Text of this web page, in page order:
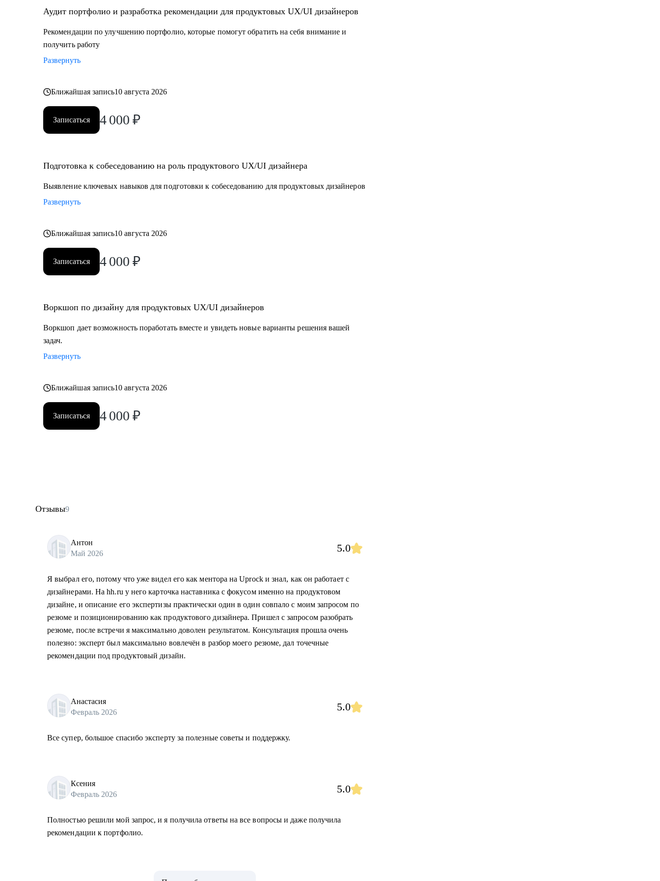
Аудит портфолио и разработка рекомендации для продуктовых UX/UI дизайнеров
Рекомендации по улучшению портфолио, которые помогут обратить на себя внимание и
получить работу
Развернуть
Ближайшая запись10 августа 2026
Записаться 4 000 ₽
Подготовка к собеседованию на роль продуктового UX/UI дизайнера
Выявление ключевых навыков для подготовки к собеседованию для продуктовых дизайнеров
Развернуть
Ближайшая запись10 августа 2026
Записаться 4 000 ₽
Воркшоп по дизайну для продуктовых UX/UI дизайнеров
Воркшоп дает возможность поработать вместе и увидеть новые варианты решения вашей
задач.
Развернуть
Ближайшая запись10 августа 2026
Записаться 4 000 ₽
Отзывы9
Антон
Май 2026
5.0
Я выбрал его, потому что уже видел его как ментора на Uprock и знал, как он работает с
дизайнерами. На hh.ru у него карточка наставника с фокусом именно на продуктовом
дизайне, и описание его экспертизы практически один в один совпало с моим запросом по
резюме и позиционированию как продуктового дизайнера. Пришел с запросом разобрать
резюме, после встречи я максимально доволен результатом. Консультация прошла очень
полезно: эксперт был максимально вовлечён в разбор моего резюме, дал точечные
рекомендации под продуктовый дизайн.
Анастасия
Февраль 2026
5.0
Все супер, большое спасибо эксперту за полезные советы и поддержку.
Ксения
Февраль 2026
5.0
Полностью решили мой запрос, и я получила ответы на все вопросы и даже получила
рекомендации к портфолио.